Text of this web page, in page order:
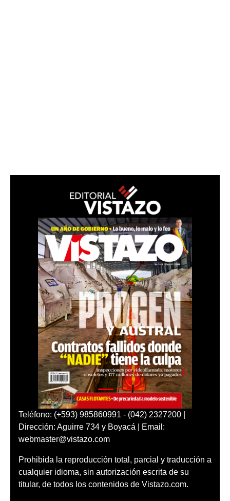
Teléfono: (+593) 985860991 - (042) 2327200 |
Dirección: Aguirre 734 y Boyacá | Email:
webmaster@vistazo.com
Prohibida la reproducción total, parcial y traducción a
cualquier idioma, sin autorización escrita de su
titular, de todos los contenidos de Vistazo.com.